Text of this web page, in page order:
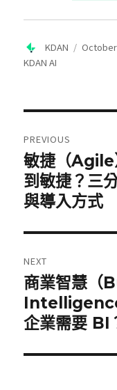
Author
KDAN
Posted
KDAN AI
Post
navigation
PREVIOUS
Previous
post:
敏捷（Agile
到敏捷？三
與導入方式
NEXT
Next
post:
商業智慧（
企業需要 BI